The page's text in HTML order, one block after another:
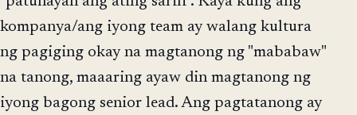
kompanya/ang iyong team ay walang kultura
ng pagiging okay na magtanong ng "mababaw"
na tanong, maaaring ayaw din magtanong ng
iyong bagong senior lead. Ang pagtatanong ay